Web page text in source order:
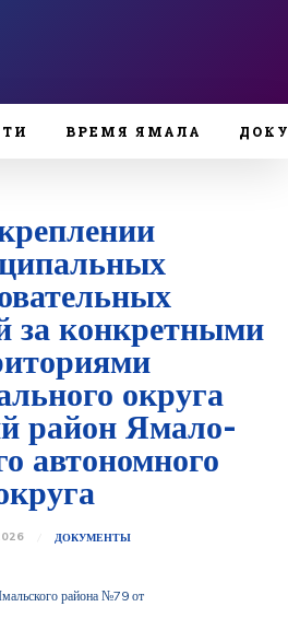
ВРЕМЯ ЯМАЛА
за конкретными
округа
район Ямало-
автономного
ДОКУМЕНТЫ
района №79 от